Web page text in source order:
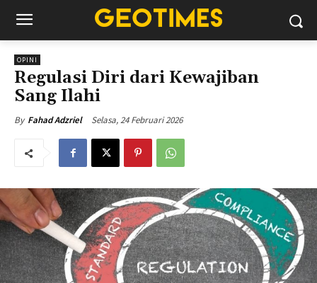
OPINI
Regulasi Diri dari Kewajiban
Sang Ilahi
By Fahad Adzriel Selasa, 24 Februari 2026